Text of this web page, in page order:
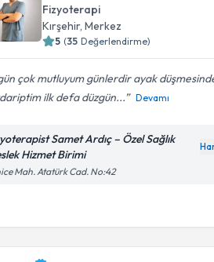
Fizyoterapi
Kırşehir, Merkez
5 (35 Değerlendirme)
çok mutluyum günlerdir ayak
ilk defa düzgün...
Devamı
Samet Ardıç – Özel Sağlık
Hizmet Birimi
Mah. Atatürk Cad. No:42